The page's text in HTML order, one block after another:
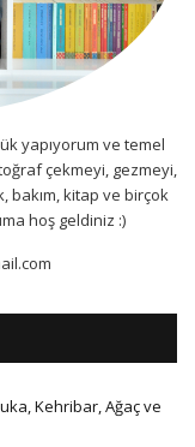
yapıyorum ve temel
çekmeyi, gezmeyi,
bakım, kitap ve birçok
hoş geldiniz :)
Kehribar, Ağaç ve